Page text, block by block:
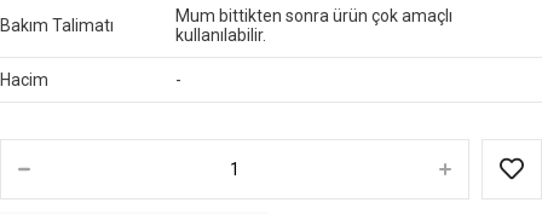
Bakım Talimatı
Mum bittikten sonra ürün çok amaçlı
kullanılabilir.
Hacim -